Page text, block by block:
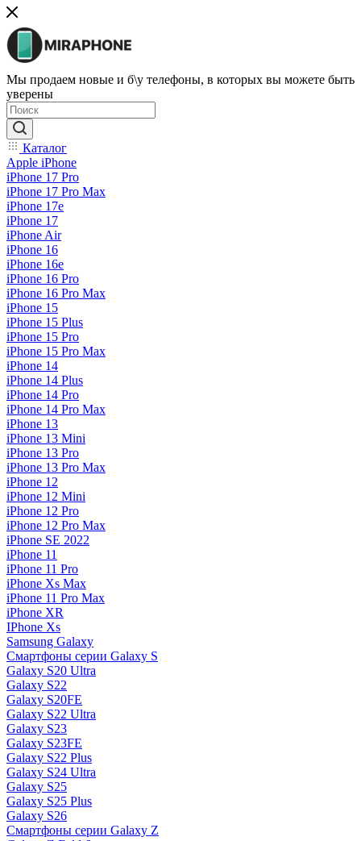
Мы продаем новые и б\у телефоны, в которых вы можете быть
уверены
Каталог
Apple iPhone
iPhone 17 Pro
iPhone 17 Pro Max
iPhone 17e
iPhone 17
iPhone Air
iPhone 16
iPhone 16e
iPhone 16 Pro
iPhone 16 Pro Max
iPhone 15
iPhone 15 Plus
iPhone 15 Pro
iPhone 15 Pro Max
iPhone 14
iPhone 14 Plus
iPhone 14 Pro
iPhone 14 Pro Max
iPhone 13
iPhone 13 Mini
iPhone 13 Pro
iPhone 13 Pro Max
iPhone 12
iPhone 12 Mini
iPhone 12 Pro
iPhone 12 Pro Max
iPhone SE 2022
iPhone 11
iPhone 11 Pro
iPhone Xs Max
iPhone 11 Pro Max
iPhone XR
IPhone Xs
Samsung Galaxy
Смартфоны серии Galaxy S
Galaxy S20 Ultra
Galaxy S22
Galaxy S20FE
Galaxy S22 Ultra
Galaxy S23
Galaxy S23FE
Galaxy S22 Plus
Galaxy S24 Ultra
Galaxy S25
Galaxy S25 Plus
Galaxy S26
Смартфоны серии Galaxy Z